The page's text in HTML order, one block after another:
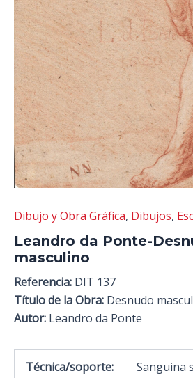
Dibujo y Obra Gráfica, Dibujos,
Leandro da Ponte-
masculino
Referencia: DIT 137
Título de la Obra: Desnudo
Autor: Leandro da Ponte
Técnica/soporte: Sanguina